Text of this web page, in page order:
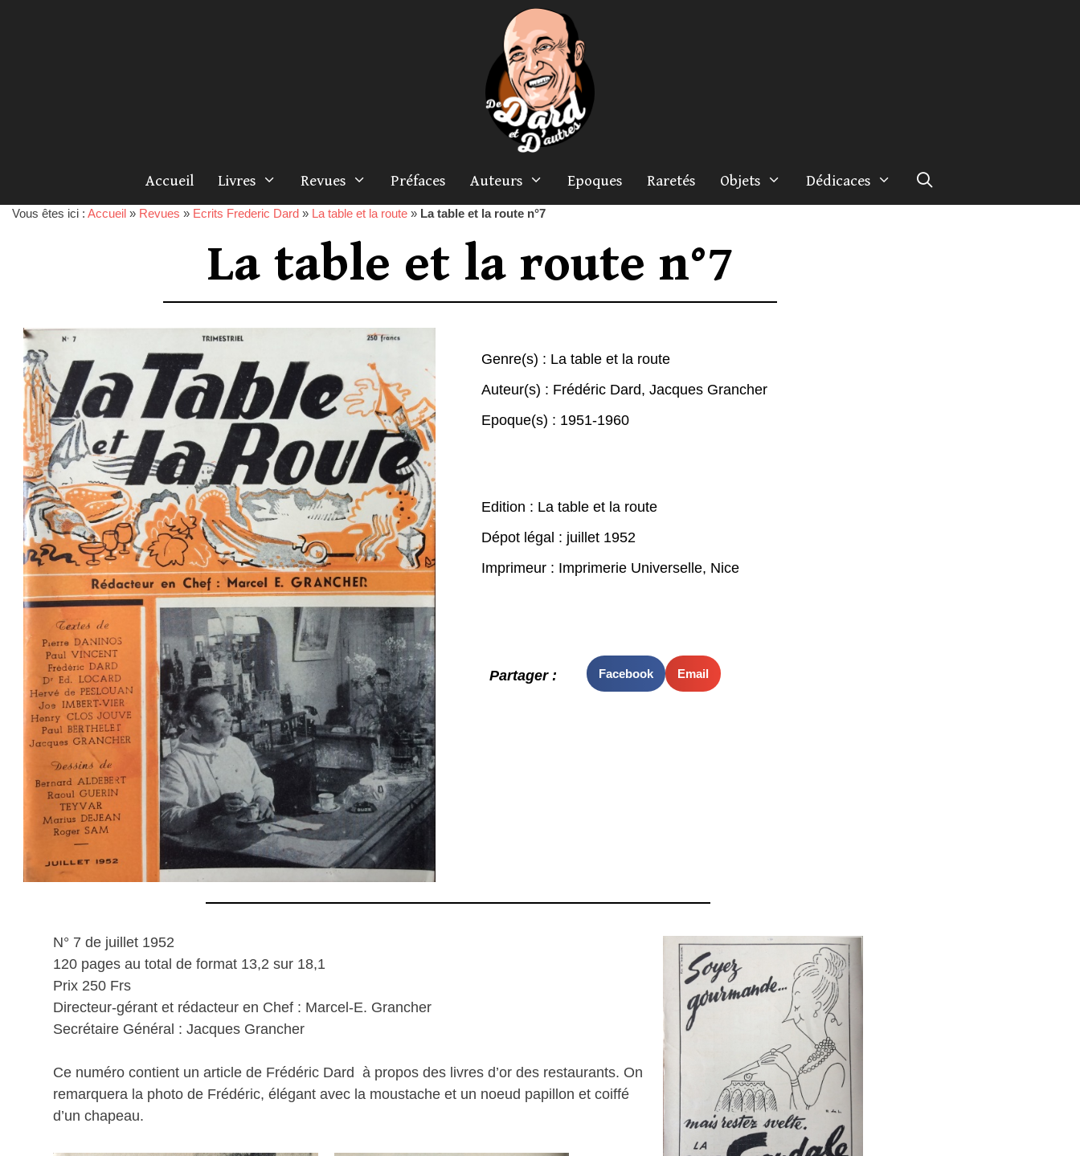
Accueil Livres Revues Préfaces Auteurs Epoques Raretés Objets Dédicaces
Vous êtes ici : Accueil » Revues » Ecrits Frederic Dard » La table et la route » La table et la route n°7
La table et la route n°7
Genre(s) : La table et la route
Auteur(s) : Frédéric Dard, Jacques Grancher
Epoque(s) : 1951-1960
Edition : La table et la route
Dépot légal : juillet 1952
Imprimeur : Imprimerie Universelle, Nice
Partager : Facebook Email
N° 7 de juillet 1952
120 pages au total de format 13,2 sur 18,1
Prix 250 Frs
Directeur-gérant et rédacteur en Chef : Marcel-E. Grancher
Secrétaire Général : Jacques Grancher
Ce numéro contient un article de Frédéric Dard à propos des livres d’or des restaurants. On
remarquera la photo de Frédéric, élégant avec la moustache et un noeud papillon et coiffé
d’un chapeau.